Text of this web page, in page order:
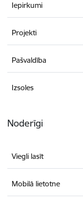
Iepirkumi
Projekti
Pašvaldība
Izsoles
Noderīgi
Viegli lasīt
Mobilā lietotne